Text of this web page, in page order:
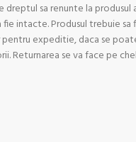
dreptul sa renunte la
fie intacte. Produsul trebuie
expeditie, daca se
Returnarea se va face pe